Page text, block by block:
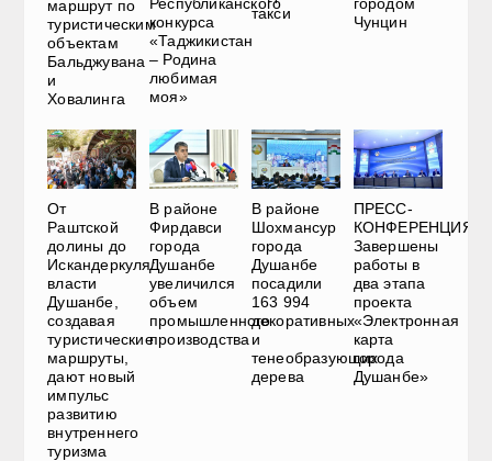
маршрут по
туристическим
объектам
Бальджувана
и
Ховалинга
Республиканского
конкурса
«Таджикистан
– Родина
любимая
моя»
такси
городом
Чунцин
От
Раштcкой
долины до
Искандеркуля:
власти
Душанбе,
создавая
туристические
маршруты,
дают новый
импульс
развитию
внутреннего
туризма
В районе
Фирдавси
города
Душанбе
увеличился
объем
промышленного
производства
В районе
Шохмансур
города
Душанбе
посадили
163 994
декоративных
и
тенеобразующих
дерева
ПРЕСС-
КОНФЕРЕНЦИЯ.
Завершены
работы в
два этапа
проекта
«Электронная
карта
города
Душанбе»